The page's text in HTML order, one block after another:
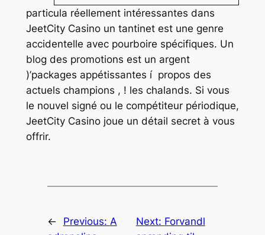
particula réellement intéressantes dans
JeetCity Casino un tantinet est une genre
accidentelle avec pourboire spécifiques. Un
blog des promotions est un argent
)’packages appétissantes í propos des
actuels champions , ! les chalands. Si vous
le nouvel signé ou le compétiteur périodique,
JeetCity Casino joue un détail secret à vous
offrir.
← Previous: A
Next: Forvandl